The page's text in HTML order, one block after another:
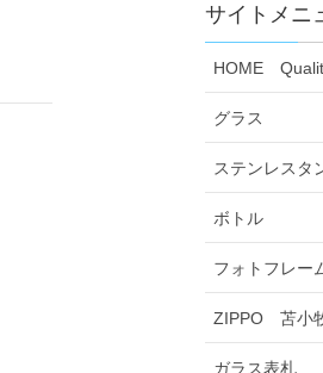
サイトメニ
HOME
グラス
ステンレスタ
ボトル
フォトフレー
ZIPPO 苫小
ガラス表札